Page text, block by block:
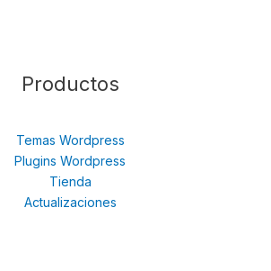
Productos
Temas Wordpress
Plugins Wordpress
Tienda
Actualizaciones